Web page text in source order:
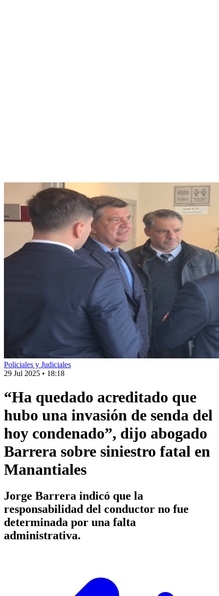
Policiales y Judiciales
29 Jul 2025 • 18:18
“Ha quedado acreditado que
hubo una invasión de senda del
hoy condenado”, dijo abogado
Barrera sobre siniestro fatal en
Manantiales
Jorge Barrera indicó que la
responsabilidad del conductor no fue
determinada por una falta
administrativa.